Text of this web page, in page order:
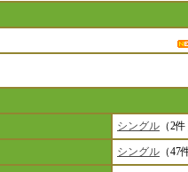
シングル （2
シングル （47